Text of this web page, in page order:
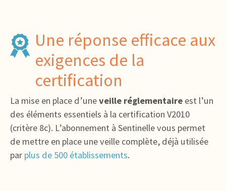
Une réponse efficace aux
exigences de la
certification
La mise en place d’uneveille réglementaire est l’un
des éléments essentiels à la certification V2010
(critère 8c). L’abonnement à Sentinelle vous permet
de mettre en place une veille complète, déjà utilisée
par plus de 500 établissements.